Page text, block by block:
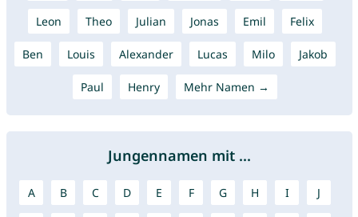
Leon Theo Julian Jonas Emil Felix
Ben Louis Alexander Lucas Milo Jakob
Paul Henry Mehr Namen →
Jungennamen mit ...
A B C D E F G H I J